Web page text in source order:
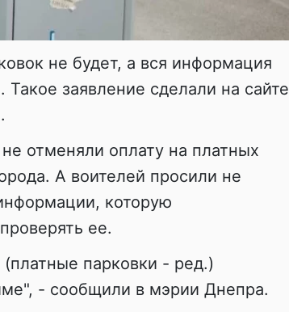
не будет, а вся информация
заявление сделали на сайте
отменяли оплату на платных
А воителей просили не
которую
ее.
парковки - ред.)
- сообщили в мэрии Днепра.